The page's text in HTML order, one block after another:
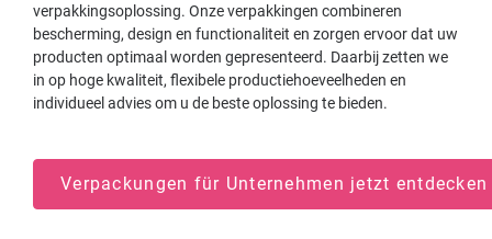
verpakkingsoplossing. Onze verpakkingen combineren
bescherming, design en functionaliteit en zorgen ervoor dat uw
producten optimaal worden gepresenteerd. Daarbij zetten we
in op hoge kwaliteit, flexibele productiehoeveelheden en
individueel advies om u de beste oplossing te bieden.
Verpackungen für Unternehmen jetzt